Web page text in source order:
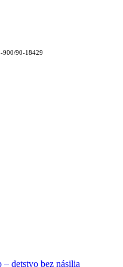
900/90-18429
detstvo bez násilia